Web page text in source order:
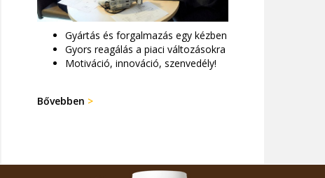
Gyártás és forgalmazás egy kézben
Gyors reagálás a piaci változásokra
Motiváció, innováció, szenvedély!
Bővebben >